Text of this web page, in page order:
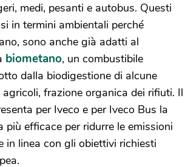
medi, pesanti e autobus. Questi
in termini ambientali perché
sono anche già adatti al
biometano, un combustibile
dalla biodigestione di alcune
frazione organica dei rifiuti. Il
per Iveco e per Iveco Bus la
più efficace per ridurre le emissioni
in linea con gli obiettivi richiesti